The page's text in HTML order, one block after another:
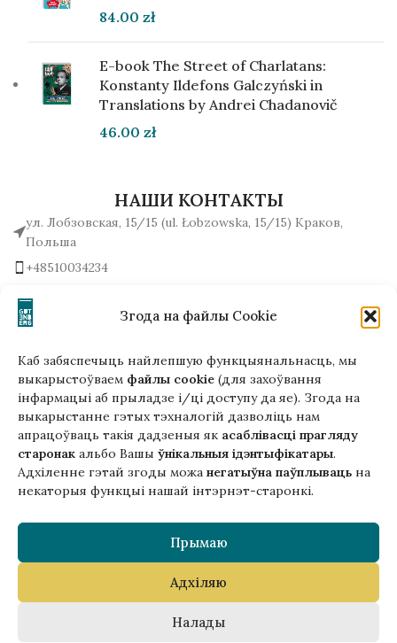
Згода на файлы Cookie
Каб забяспечыць найлепшую функцыянальнасць, мы
выкарыстоўваем файлы cookie (для захоўвання
інфармацыі аб прыладзе і/ці доступу да яе). Згода на
выкарыстанне гэтых тэхналогій дазволіць нам
апрацоўваць такія дадзеныя як асаблівасці прагляду
старонак альбо Вашы ўнікальныя ідэнтыфікатары.
Адхіленне гэтай згоды можа негатыўна паўплываць на
некаторыя функцыі нашай інтэрнэт-старонкі.
Прымаю
Адхіляю
Налады
Гэтая версія сайта створана
ў рамках праекта ArtPower
з падтрымкай Еўрапейскага Саюзу
84.00 zł
E-book The Street of Charlatans:
Konstanty Ildefons Galczyński in
Translations by Andrei Chadanovič
46.00 zł
НАШИ КОНТАКТЫ
ул. Лобзовская, 15/15 (ul. Łobzowska, 15/15) Краков,
Польша
+48510034234
Написать нам!
Copyright © 2025 Gutenberg Publisher Sp. z o.o.